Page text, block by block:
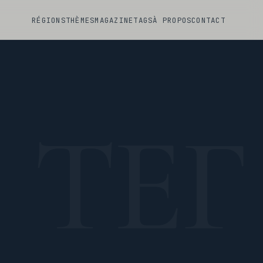
RÉGIONSTHÈMESMAGAZINETAGSÀ PROPOSCONTACT